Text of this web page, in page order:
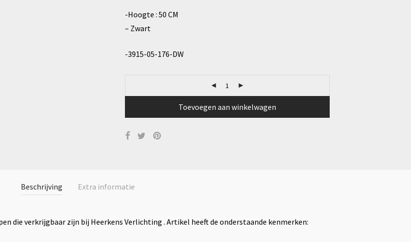
-Hoogte : 50 CM
– Zwart
-3915-05-176-DW
Toevoegen aan winkelwagen
Beschrijving Extra informatie
die verkrijgbaar zijn bij Heerkens Verlichting . Artikel heeft de onderstaande kenmerken: